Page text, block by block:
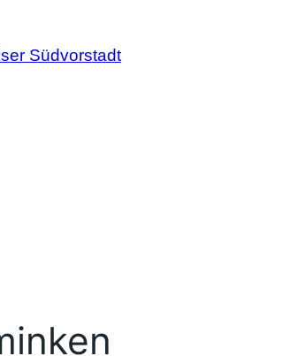
Südvorstadt